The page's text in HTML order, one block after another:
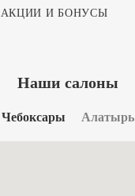
И БОНУСЫ
Наши салоны
Чебоксары Алатырь